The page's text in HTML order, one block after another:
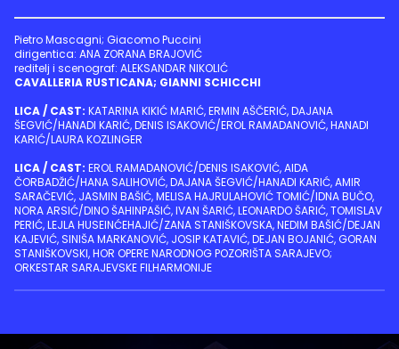
Pietro Mascagni; Giacomo Puccini
dirigentica: ANA ZORANA BRAJOVIĆ
reditelj i scenograf: ALEKSANDAR NIKOLIĆ
CAVALLERIA RUSTICANA; GIANNI SCHICCHI
LICA / CAST: KATARINA KIKIĆ MARIĆ, ERMIN AŠČERIĆ, DAJANA
ŠEGVIĆ/HANADI KARIĆ, DENIS ISAKOVIĆ/EROL RAMADANOVIĆ, HANADI
KARIĆ/LAURA KOZLINGER
LICA / CAST: EROL RAMADANOVIĆ/DENIS ISAKOVIĆ, AIDA
ČORBADŽIĆ/HANA SALIHOVIĆ, DAJANA ŠEGVIĆ/HANADI KARIĆ, AMIR
SARAČEVIĆ, JASMIN BAŠIĆ, MELISA HAJRULAHOVIĆ TOMIĆ/IDNA BUČO,
NORA ARSIĆ/DINO ŠAHINPAŠIĆ, IVAN ŠARIĆ, LEONARDO ŠARIĆ, TOMISLAV
PERIĆ, LEJLA HUSEINĆEHAJIĆ/ZANA STANIŠKOVSKA, NEDIM BAŠIĆ/DEJAN
KAJEVIĆ, SINIŠA MARKANOVIĆ, JOSIP KATAVIĆ, DEJAN BOJANIĆ, GORAN
STANIŠKOVSKI, HOR OPERE NARODNOG POZORIŠTA SARAJEVO;
ORKESTAR SARAJEVSKE FILHARMONIJE